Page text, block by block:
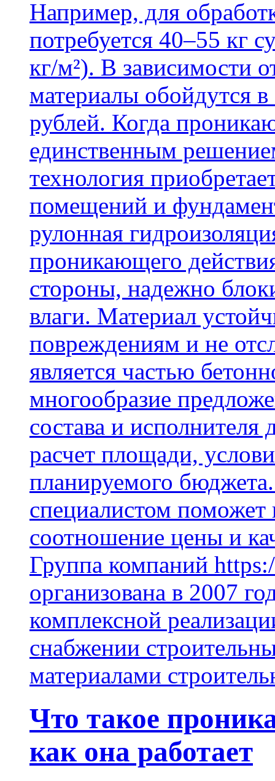
Например, для
потребуется 40–55 кг
кг/м²). В зависимости
материалы обойдутся
рублей. Когда
единственным
технология
помещений и
рулонная
проникающего
стороны, надежно
влаги. Материал
повреждениям и не
является частью
многообразие
состава и
расчет площади,
планируемого
специалистом поможет
соотношение цены и
Группа компаний
организована в 2007
комплексной
снабжении
материалами
Что такое
как она работает